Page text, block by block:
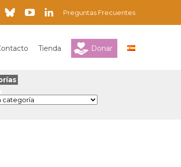
Preguntas Frecuentes
Tienda Donar